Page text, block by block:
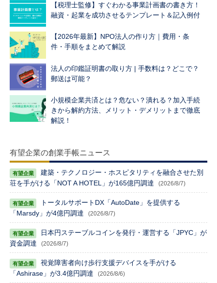
【税理士監修】すぐわかる事業計画書の書き方！
融資・起業を成功させるテンプレート＆記入例付
【2026年最新】NPO法人の作り方｜費用・条
件・手順をまとめて解説
法人の印鑑証明書の取り方 | 手数料は？どこで？
郵送は可能？
小規模企業共済とは？危ない？潰れる？加入手続
きから解約方法、メリット・デメリットまで徹底
解説！
有望企業の創業手帳ニュース
建築・テクノロジー・ホスピタリティを融合させた別
荘を手がける「NOT A HOTEL」が165億円調達
(2026/8/7)
トータルサポートDX「AutoDate」を提供する
「Marsdy」が4億円調達
(2026/8/7)
日本円ステーブルコインを発行・運営する「JPYC」が
資金調達
(2026/8/7)
視覚障害者向け歩行支援デバイスを手がける
「Ashirase」が3.4億円調達
(2026/8/6)